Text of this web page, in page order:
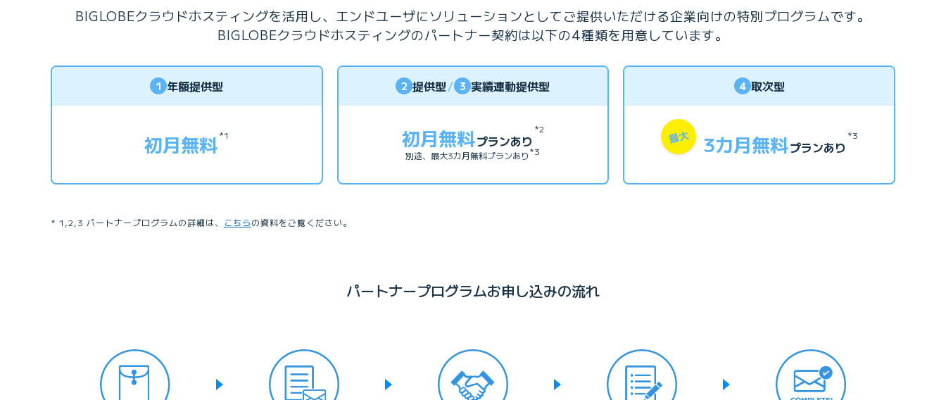
BIGLOBEクラウドホスティングを活用し、エンドユーザにソリューションとしてご提供いただける企業向けの特別プログラムです。
BIGLOBEクラウドホスティングのパートナー契約は以下の4種類を用意しています。
1 年額提供型
初月無料*1
2 提供型/ 3 実績連動提供型
初月無料プランあり
*2
別途、最大3カ月無料プランあり*3
4 取次型
最大 3カ月無料プランあり
*3
1,2,3 パートナープログラムの詳細は、 こちらの資料をご覧ください。
パートナープログラムお申し込みの流れ